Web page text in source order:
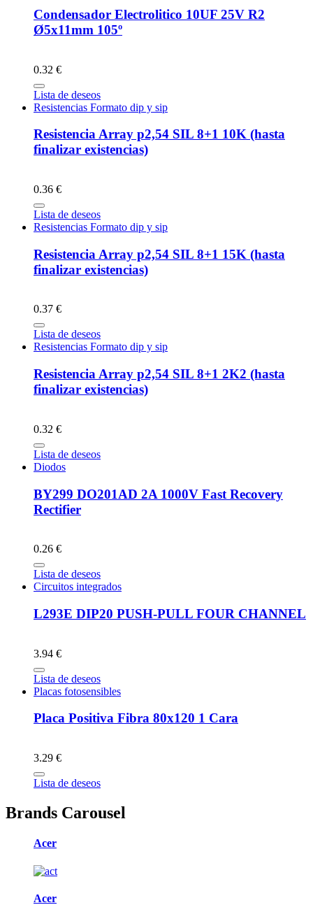
Condensador Electrolitico 10UF 25V R2
Ø5x11mm 105º
0.32 €
Lista de deseos
Resistencias Formato dip y sip
Resistencia Array p2,54 SIL 8+1 10K (hasta
finalizar existencias)
0.36 €
Lista de deseos
Resistencias Formato dip y sip
Resistencia Array p2,54 SIL 8+1 15K (hasta
finalizar existencias)
0.37 €
Lista de deseos
Resistencias Formato dip y sip
Resistencia Array p2,54 SIL 8+1 2K2 (hasta
finalizar existencias)
0.32 €
Lista de deseos
Diodos
BY299 DO201AD 2A 1000V Fast Recovery
Rectifier
0.26 €
Lista de deseos
Circuitos integrados
L293E DIP20 PUSH-PULL FOUR CHANNEL
3.94 €
Lista de deseos
Placas fotosensibles
Placa Positiva Fibra 80x120 1 Cara
3.29 €
Lista de deseos
Brands Carousel
Acer
Acer